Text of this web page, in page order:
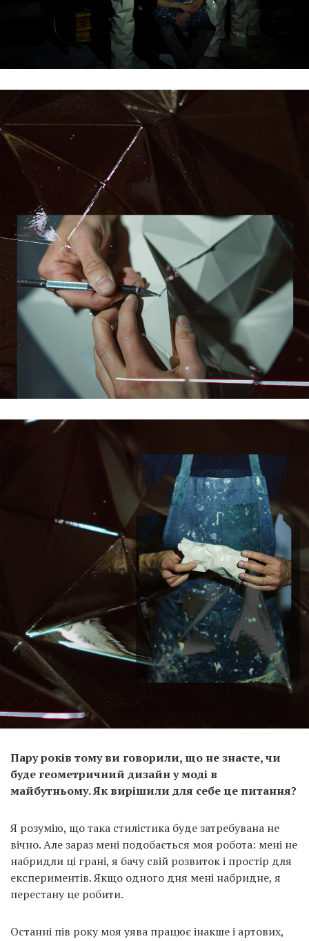
Пару років тому ви говорили, що не знаєте, чи
буде геометричний дизайн у моді в
майбутньому. Як вирішили для себе це питання?
Я розумію, що така стилістика буде затребувана не
вічно. Але зараз мені подобається моя робота: мені не
набридли ці грані, я бачу свій розвиток і простір для
експериментів. Якщо одного дня мені набридне, я
перестану це робити.
Останні пів року моя уява працює інакше і артових,